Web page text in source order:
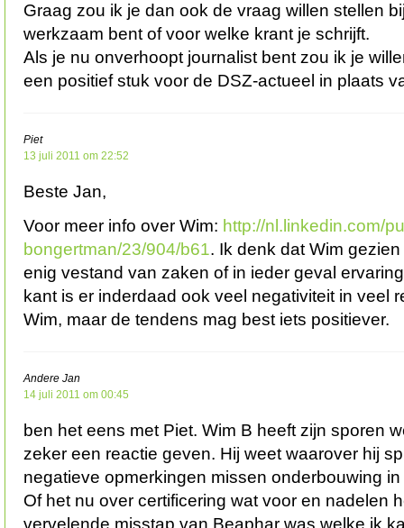
Graag zou ik je dan ook de vraag willen stellen
werkzaam bent of voor welke krant je schrijft.
Als je nu onverhoopt journalist bent zou ik je
een positief stuk voor de DSZ-actueel in plaats
Piet
13 juli 2011 om 22:52
Beste Jan,
Voor meer info over Wim: http://nl.linkedin.com/
bongertman/23/904/b61. Ik denk dat Wim
enig vestand van zaken of in ieder geval
kant is er inderdaad ook veel negativiteit in veel
Wim, maar de tendens mag best iets positiever.
Andere Jan
14 juli 2011 om 00:45
ben het eens met Piet. Wim B heeft zijn sporen
zeker een reactie geven. Hij weet waarover hij
negatieve opmerkingen missen onderbouwing
Of het nu over certificering wat voor en nadelen
vervelende misstap van Beaphar was welke ik